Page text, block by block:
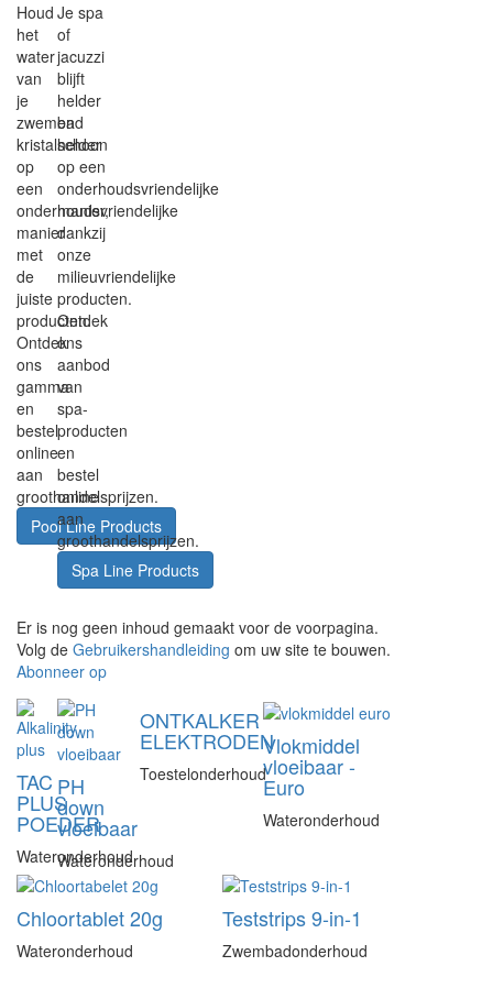
Houd
het
water
van
je
zwembad
kristalhelder
op
een
onderhoudsvriendelijke
manier
met
de
juiste
producten.
Ontdek
ons
gamma
en
bestel
online
aan
groothandelsprijzen.
Pool Line Products
Je spa
of
jacuzzi
blijft
helder
en
schoon
op een
onderhoudsvriendelijke
manier,
dankzij
onze
milieuvriendelijke
producten.
Ontdek
ons
aanbod
van
spa-
producten
en
bestel
online
aan
groothandelsprijzen.
Spa Line Products
Er is nog geen inhoud gemaakt voor de voorpagina.
Volg de Gebruikershandleiding om uw site te bouwen.
Abonneer op
TAC
PLUS
POEDER
Wateronderhoud
PH
down
vloeibaar
Wateronderhoud
ONTKALKER
ELEKTRODEN
Toestelonderhoud
Vlokmiddel
vloeibaar -
Euro
Wateronderhoud
Chloortablet 20g
Wateronderhoud
Teststrips 9-in-1
Zwembadonderhoud